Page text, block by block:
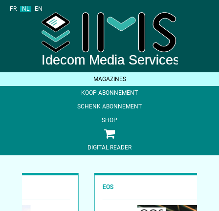
FR NL EN
MAGAZINES
KOOP ABONNEMENT
SCHENK ABONNEMENT
SHOP
DIGITAL READER